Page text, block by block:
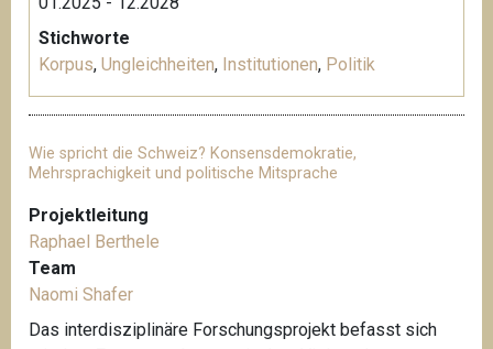
Stichworte
Korpus, Ungleichheiten, Institutionen, Politik
Wie spricht die Schweiz? Konsensdemokratie,
Mehrsprachigkeit und politische Mitsprache
Projektleitung
Raphael Berthele
Team
Naomi Shafer
Das interdisziplinäre Forschungsprojekt befasst sich